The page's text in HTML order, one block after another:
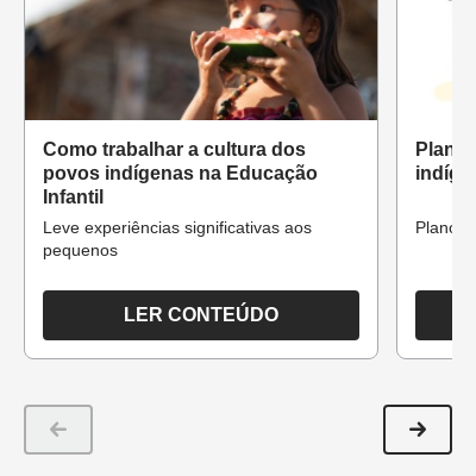
Como trabalhar a cultura dos
povos indígenas na Educação
Infantil
Leve experiências significativas aos
pequenos
LER CONTEÚDO
Plano
Plano